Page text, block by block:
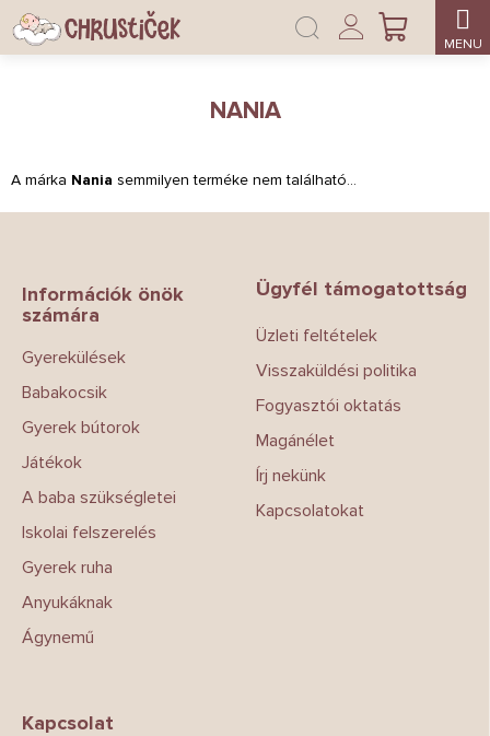
Ugrás
fő
KOSÁR
Bejelentkezés
NANIA
A márka Nania semmilyen terméke nem található...
Információk önök
számára
Gyerekülések
Babakocsik
Gyerek bútorok
Játékok
A baba szükségletei
Iskolai felszerelés
Gyerek ruha
Anyukáknak
Ágynemű
Ügyfél támogatottság
Üzleti feltételek
Visszaküldési politika
Fogyasztói oktatás
Magánélet
Írj nekünk
Kapcsolatokat
Kapcsolat